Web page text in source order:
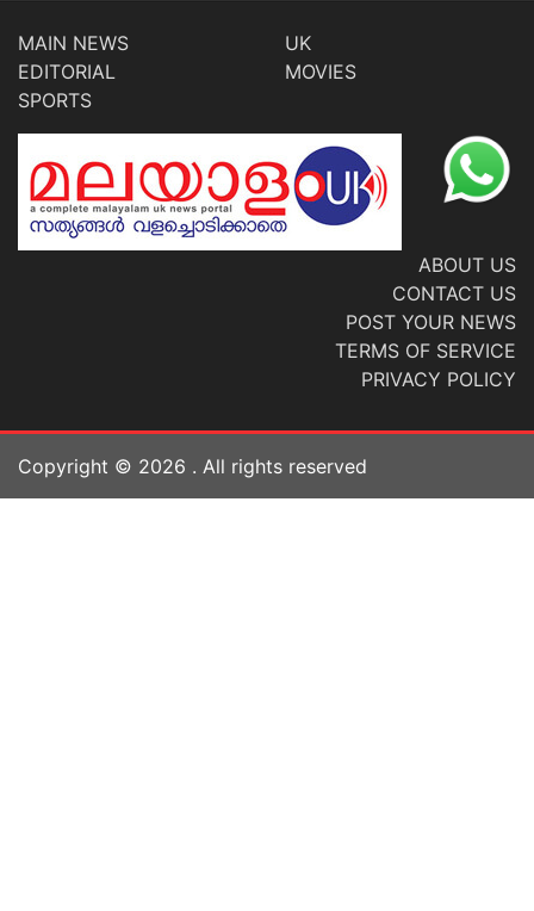
MAIN NEWS
EDITORIAL
SPORTS
UK
MOVIES
ABOUT US
CONTACT US
POST YOUR NEWS
TERMS OF SERVICE
PRIVACY POLICY
Copyright © 2026 . All rights reserved